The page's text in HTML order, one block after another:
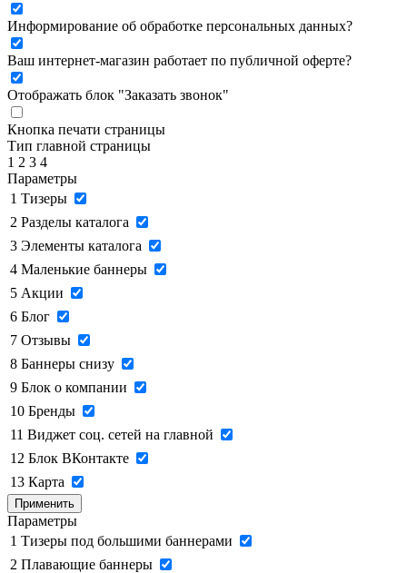
Информирование об обработке персональных данных?
Ваш интернет-магазин работает по публичной оферте?
Отображать блок "Заказать звонок"
Кнопка печати страницы
Тип главной страницы
1 2 3 4
Параметры
1 Тизеры
2 Разделы каталога
3 Элементы каталога
4 Маленькие баннеры
5 Акции
6 Блог
7 Отзывы
8 Баннеры снизу
9 Блок о компании
10 Бренды
11 Виджет соц. сетей на главной
12 Блок ВКонтакте
13 Карта
Применить
Параметры
1 Тизеры под большими баннерами
2 Плавающие баннеры